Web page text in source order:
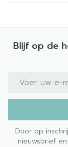
Blijf op de
E-mail adres
Door op
nieuwsbrief